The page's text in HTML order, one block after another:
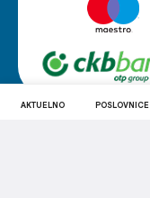
AKTUELNO POSLOVNICE